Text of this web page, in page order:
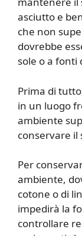
asciutto e
che non
dovrebbe
sole o a fonti
Prima di
in un luogo
ambiente
conservare
Per
ambiente,
cotone o di
impedirà la
controllare